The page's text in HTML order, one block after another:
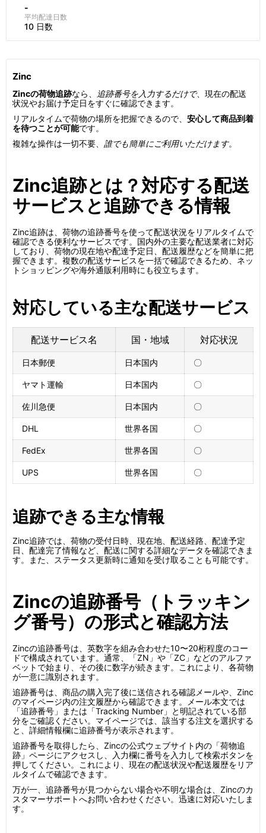
-
平均配達日数
10 日数
Zinc
Zincの荷物追跡なら、 追跡番号を入力するだけで、現在の配送
状況やお届け予定日をすぐに確認できます。
リアルタイムで荷物の場所を把握できるので、 安心して商品到着
を待つことが可能です。
複雑な操作は一切不要、 誰でも簡単にご利用いただけます。
Zinc追跡とは？対応する配送
サービスと追跡できる情報
Zinc追跡は、荷物の追跡番号を使って配送状況をリアルタイムで
確認できる便利なサービスです。国内外の主要な配送業者に対応
しており、荷物の現在地や配達予定日、配送履歴などを簡単に把
握できます。複数の配送サービスを一括で確認できるため、ネッ
トショッピングや海外通販利用時にも役立ちます。
対応している主な配送サービス
配送サービス名 国・地域 対応状況
日本郵便 日本国内 〇
ヤマト運輸 日本国内 〇
佐川急便 日本国内 〇
DHL 世界各国 〇
FedEx 世界各国 〇
UPS 世界各国 〇
追跡できる主な情報
Zinc追跡では、荷物の受付日時、現在地、配送経路、配達予定
日、配達完了情報など、配送に関する詳細なデータを確認できま
す。また、ステータス更新時に通知を受け取ることも可能です。
Zincの追跡番号（トラッキン
グ番号）の形式と確認方法
Zincの追跡番号は、英数字を組み合わせた10〜20桁程度のコー
ドで構成されています。通常、「ZN」や「ZC」などのアルファ
ベットで始まり、その後に数字が続きます。これにより、各荷物
が一意に識別されます。
追跡番号は、商品の購入完了後に送信される確認メールや、Zinc
のマイページ内の注文履歴から確認できます。メール本文では
「追跡番号」または「Tracking Number」と明記されている部
分をご確認ください。マイページでは、該当する注文を選択する
と、詳細情報欄に追跡番号が表示されます。
追跡番号を取得したら、Zincの公式ウェブサイト内の「荷物追
跡」ページにアクセスし、入力欄に番号を入力して検索ボタンを
押してください。これにより、現在の配送状況や配送履歴をリア
ルタイムで確認できます。
万が一、追跡番号が見つからない場合や不明な場合は、Zincのカ
スタマーサポートへお問い合わせください。迅速に対応いたしま
す。